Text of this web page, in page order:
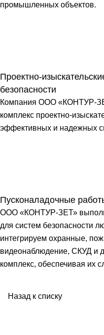
промышленных объектов.
Проектно-
безопасности
Компания ООО «КОНТУР-
комплекс проектно-
эффективных и надежных
Пусконаладочные
ООО «КОНТУР-ЗЕТ»
для систем безопасности
интегрируем охранные,
видеонаблюдение, СКУД и
комплекс, обеспечивая их
Назад к списку